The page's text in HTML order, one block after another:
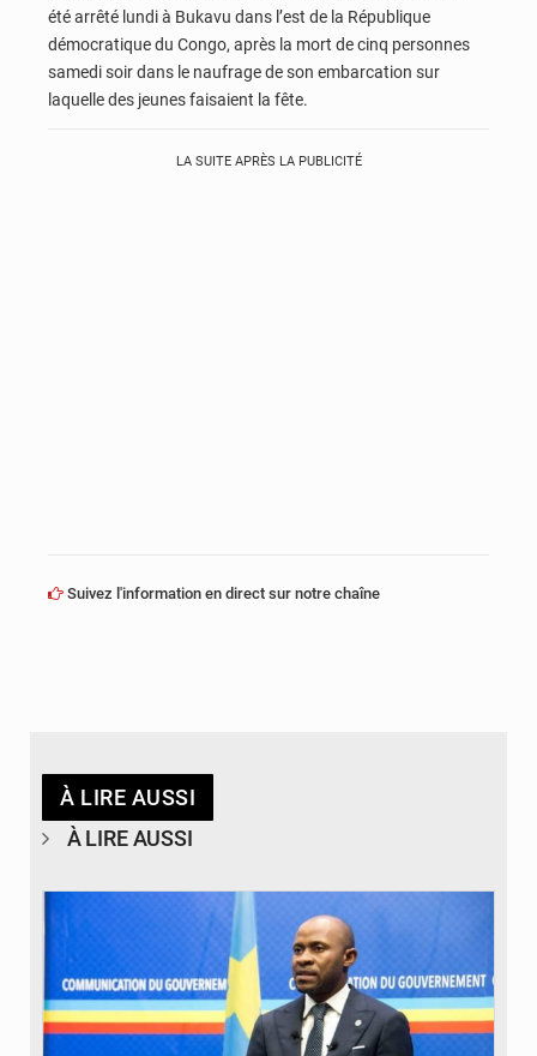
été arrêté lundi à Bukavu dans l’est de la République
démocratique du Congo, après la mort de cinq personnes
samedi soir dans le naufrage de son embarcation sur
laquelle des jeunes faisaient la fête.
LA SUITE APRÈS LA PUBLICITÉ
Suivez l'information en direct sur notre chaîne
À LIRE AUSSI
À LIRE AUSSI